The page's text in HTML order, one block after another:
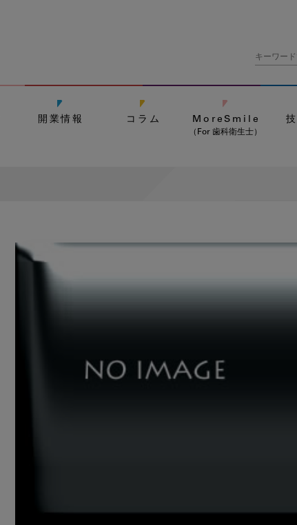
開業情報 コラム MoreSmile
（For 歯科衛生士）